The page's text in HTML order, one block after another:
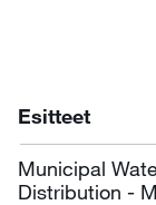
Esitteet
Municipal
Distribution -